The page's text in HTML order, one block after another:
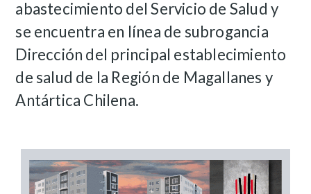
abastecimiento del Servicio de Salud y
se encuentra en línea de subrogancia
Dirección del principal establecimiento
de salud de la Región de Magallanes y
Antártica Chilena.